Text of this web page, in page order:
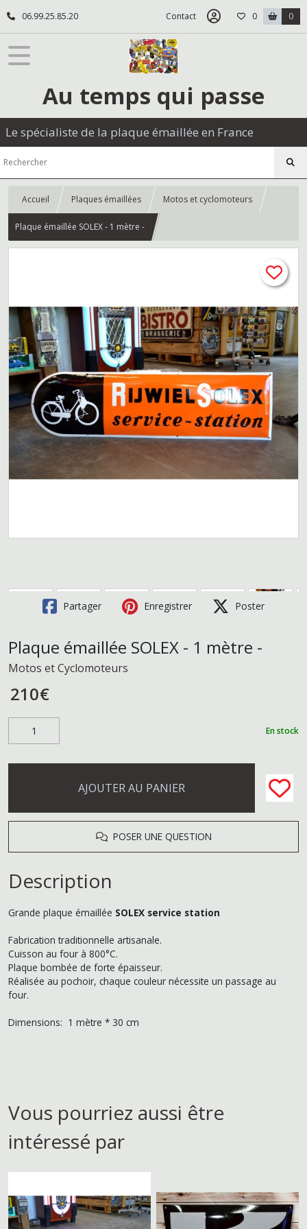
06.99.25.85.20 Contact 0 0
Au temps qui passe
Le spécialiste de la plaque émaillée en France
Accueil Plaques émaillées Motos et cyclomoteurs
Plaque émaillée SOLEX - 1 mètre -
Partager Enregistrer Poster
Plaque émaillée SOLEX - 1 mètre -
Motos et Cyclomoteurs
210€
En stock
AJOUTER AU PANIER
POSER UNE QUESTION
Description
Grande plaque émaillée SOLEX service station
Fabrication traditionnelle artisanale.
Cuisson au four à 800°C.
Plaque bombée de forte épaisseur.
Réalisée au pochoir, chaque couleur nécessite un passage au
four.
Dimensions: 1 mètre * 30 cm
Vous pourriez aussi être
intéressé par